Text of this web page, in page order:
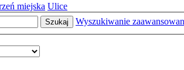
miejska Ulice
Szukaj
Wyszukiwanie